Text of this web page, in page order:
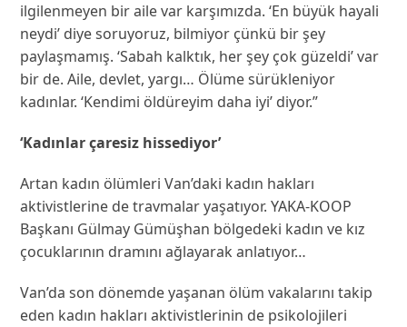
ilgilenmeyen bir aile var karşımızda. ‘En büyük hayali
neydi’ diye soruyoruz, bilmiyor çünkü bir şey
paylaşmamış. ‘Sabah kalktık, her şey çok güzeldi’ var
bir de. Aile, devlet, yargı… Ölüme sürükleniyor
kadınlar. ‘Kendimi öldüreyim daha iyi’ diyor.”
‘Kadınlar çaresiz hissediyor’
Artan kadın ölümleri Van’daki kadın hakları
aktivistlerine de travmalar yaşatıyor. YAKA-KOOP
Başkanı Gülmay Gümüşhan bölgedeki kadın ve kız
çocuklarının dramını ağlayarak anlatıyor…
Van’da son dönemde yaşanan ölüm vakalarını takip
eden kadın hakları aktivistlerinin de psikolojileri